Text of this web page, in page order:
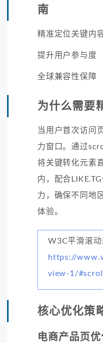
南
精准定位关键内
提升用户参与度
全球兼容性保障
为什么需要
当用户首次访问
力窗口。通过
将关键转化元素
内，配合
力，确保不同地
体验。
W3C平滑滚动
https://
view-1/
核心优化策
电商产品页优